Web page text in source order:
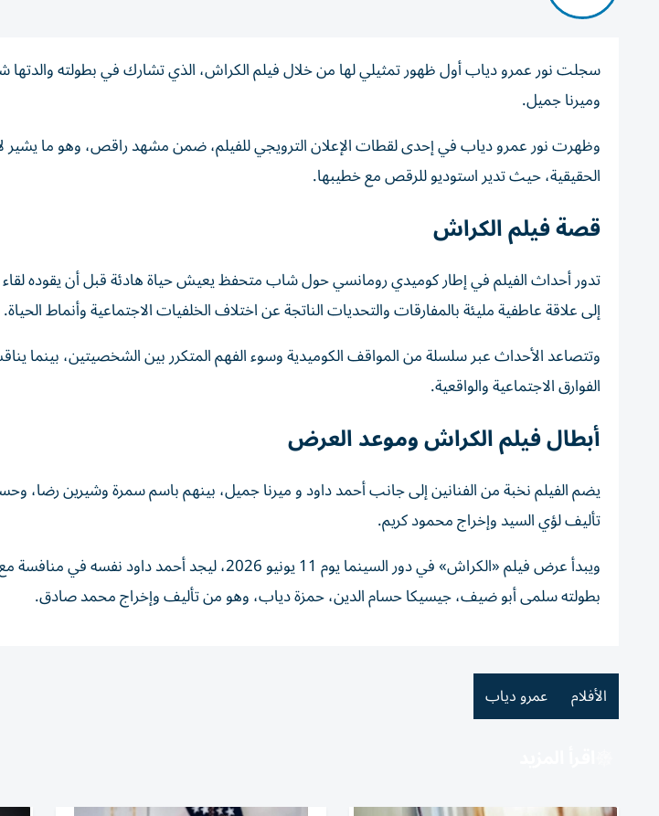
سجلت نور عمرو دياب أول ظهور تمثيلي لها من خلال فيلم الكراش، الذي تشارك في بطولته والدتها
وميرنا جميل.
وظهرت نور عمرو دياب في إحدى لقطات الإعلان الترويجي للفيلم، ضمن مشهد راقص، وهو ما يشير
الحقيقية، حيث تدير استوديو للرقص مع خطيبها.
قصة فيلم الكراش
تدور أحداث الفيلم في إطار كوميدي رومانسي حول شاب متحفظ يعيش حياة هادئة قبل أن يقوده
إلى علاقة عاطفية مليئة بالمفارقات والتحديات الناتجة عن اختلاف الخلفيات الاجتماعية وأنماط الحياة.
وتتصاعد الأحداث عبر سلسلة من المواقف الكوميدية وسوء الفهم المتكرر بين الشخصيتين، بينما
الفوارق الاجتماعية والواقعية.
أبطال فيلم الكراش وموعد العرض
يضم الفيلم نخبة من الفنانين إلى جانب أحمد داود و ميرنا جميل، بينهم باسم سمرة وشيرين رضا،
تأليف لؤي السيد وإخراج محمود كريم.
ويبدأ عرض فيلم «الكراش» في دور السينما يوم 11 يونيو 2026، ليجد
بطولته سلمى أبو ضيف، جيسيكا حسام الدين، حمزة دياب، وهو من تأليف وإخراج محمد صادق.
الأفلام عمرو دياب